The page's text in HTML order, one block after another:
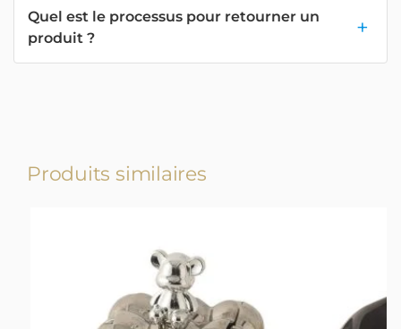
Quel est le processus pour retourner un
produit ?
Produits similaires